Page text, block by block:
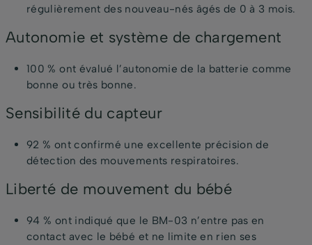
régulièrement des nouveau-nés âgés de 0 à 3 mois.
Autonomie et système de chargement
100 % ont évalué l’autonomie de la batterie comme
bonne ou très bonne.
Sensibilité du capteur
92 % ont confirmé une excellente précision de
détection des mouvements respiratoires.
Liberté de mouvement du bébé
94 % ont indiqué que le BM-03 n’entre pas en
contact avec le bébé et ne limite en rien ses